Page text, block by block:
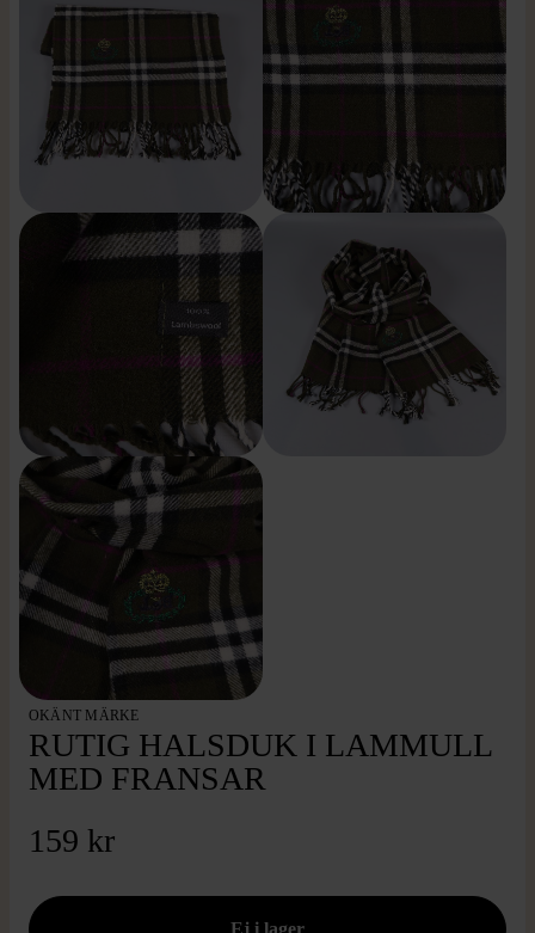
OKÄNT MÄRKE
RUTIG HALSDUK I LAMMULL
MED FRANSAR
159 kr